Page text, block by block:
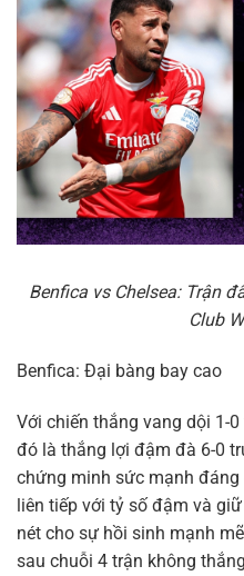
Benfica vs Chelsea: Trận
Club
Benfica: Đại bàng bay cao
Với chiến thắng vang dội 1-
đó là thắng lợi đậm đà 6-0
chứng minh sức mạnh
liên tiếp với tỷ số đậm và
nét cho sự hồi sinh mạnh
sau chuỗi 4 trận không